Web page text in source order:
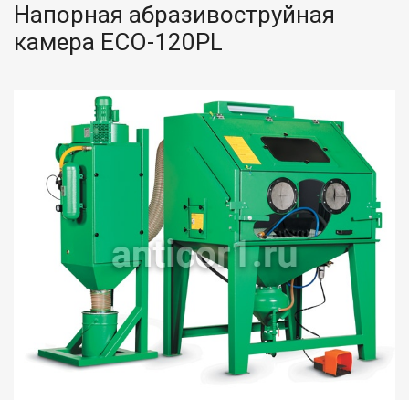
Напорная абразивоструйная
камера ECO-120PL